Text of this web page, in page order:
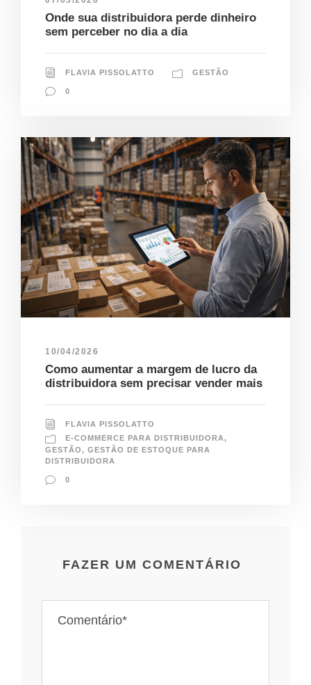
Onde sua distribuidora perde dinheiro
sem perceber no dia a dia
FLAVIA PISSOLATTO GESTÃO
0
10/04/2026
Como aumentar a margem de lucro da
distribuidora sem precisar vender mais
FLAVIA PISSOLATTO
E-COMMERCE PARA DISTRIBUIDORA,
GESTÃO, GESTÃO DE ESTOQUE PARA
DISTRIBUIDORA
0
FAZER UM COMENTÁRIO